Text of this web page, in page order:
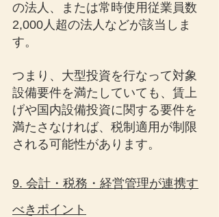
の法人、または常時使用従業員数
2,000人超の法人などが該当しま
す。
つまり、大型投資を行なって対象
設備要件を満たしていても、賃上
げや国内設備投資に関する要件を
満たさなければ、税制適用が制限
される可能性があります。
9. 会計・税務・経営管理が連携す
べきポイント